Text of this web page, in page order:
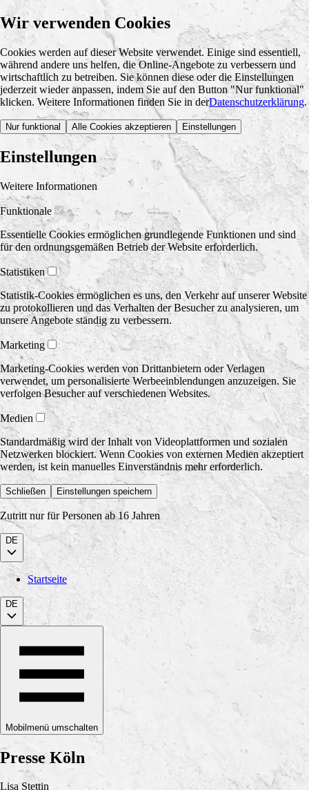
Wir verwenden Cookies
Cookies werden auf dieser Website verwendet. Einige sind essentiell,
während andere uns helfen, die Online-Angebote zu verbessern und
wirtschaftlich zu betreiben. Sie können diese oder die Einstellungen
jederzeit wieder anpassen, indem Sie auf den Button "Nur funktional"
klicken. Weitere Informationen finden Sie in derDatenschutzerklärung.
Nur funktional Alle Cookies akzeptieren Einstellungen
Einstellungen
Weitere Informationen
Funktionale
Essentielle Cookies ermöglichen grundlegende Funktionen und sind
für den ordnungsgemäßen Betrieb der Website erforderlich.
Statistiken
Statistik-Cookies ermöglichen es uns, den Verkehr auf unserer Website
zu protokollieren und das Verhalten der Besucher zu analysieren, um
unsere Angebote ständig zu verbessern.
Marketing
Marketing-Cookies werden von Drittanbietern oder Verlagen
verwendet, um personalisierte Werbeeinblendungen anzuzeigen. Sie
verfolgen Besucher auf verschiedenen Websites.
Medien
Standardmäßig wird der Inhalt von Videoplattformen und sozialen
Netzwerken blockiert. Wenn Cookies von externen Medien akzeptiert
werden, ist kein manuelles Einverständnis mehr erforderlich.
Schließen Einstellungen speichern
Zutritt nur für Personen ab 16 Jahren
DE
Startseite
DE
Mobilmenü umschalten
Presse Köln
Lisa Stettin